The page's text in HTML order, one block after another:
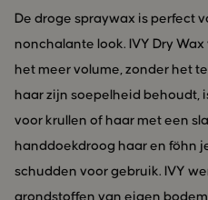
De droge spraywax is perfect
nonchalante look. IVY Dry
het meer volume, zonder het
haar zijn soepelheid behoudt,
voor krullen of haar met een
handdoekdroog haar en föhn
schudden voor gebruik. IVY
grondstoffen van eigen